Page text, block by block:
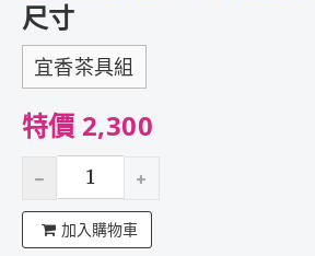
尺寸
宜香茶具組
特價 2,300
加入購物車